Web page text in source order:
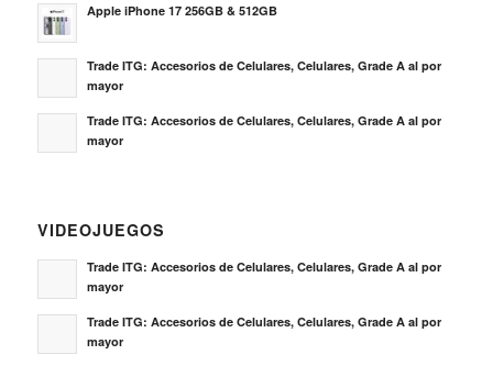
Apple iPhone 17 256GB & 512GB
Trade ITG: Accesorios de Celulares, Celulares, Grade A al por
mayor
Trade ITG: Accesorios de Celulares, Celulares, Grade A al por
mayor
VIDEOJUEGOS
Trade ITG: Accesorios de Celulares, Celulares, Grade A al por
mayor
Trade ITG: Accesorios de Celulares, Celulares, Grade A al por
mayor